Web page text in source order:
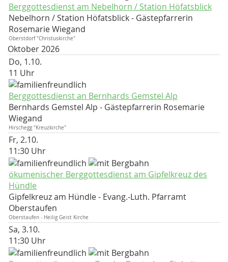
Berggottesdienst am Nebelhorn / Station Höfatsblick
Nebelhorn / Station Höfatsblick
Gästepfarrerin
Rosemarie Wiegand
Oberstdorf "Christuskirche"
Oktober 2026
Do, 1.10.
11 Uhr
Berggottesdienst an Bernhards Gemstel Alp
Bernhards Gemstel Alp
Gästepfarrerin Rosemarie
Wiegand
Hirschegg "Kreuzkirche"
Fr, 2.10.
11:30 Uhr
ökumenischer Berggottesdienst am Gipfelkreuz des
Hündle
Gipfelkreuz am Hündle
Evang.-Luth. Pfarramt
Oberstaufen
Oberstaufen - Heilig Geist Kirche
Sa, 3.10.
11:30 Uhr